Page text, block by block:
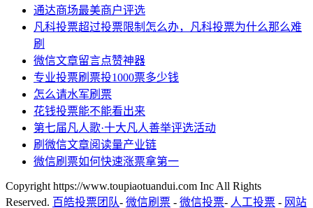
通达商场最美商户评选
凡科投票超过投票限制怎么办，凡科投票为什么那么难
刷
微信文章留言点赞神器
专业投票刷票投1000票多少钱
怎么请水军刷票
花钱投票能不能看出来
第七届凡人歌·十大凡人善举评选活动
刷微信文章阅读量产业链
微信刷票如何快速涨票拿第一
Copyright https://www.toupiaotuandui.com Inc All Rights
Reserved. 百皓投票团队- 微信刷票 - 微信投票- 人工投票 - 网站